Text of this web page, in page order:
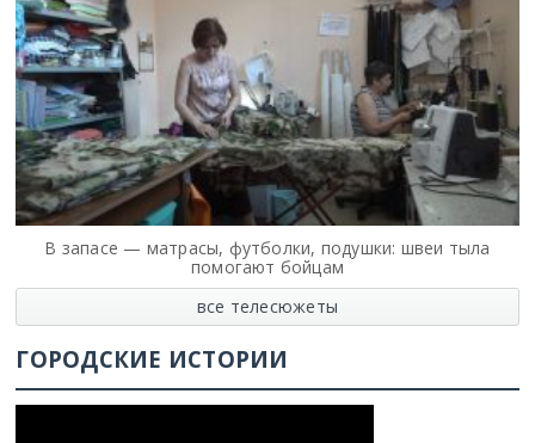
В запасе — матрасы, футболки, подушки: швеи тыла
помогают бойцам
все телесюжеты
ГОРОДСКИЕ ИСТОРИИ